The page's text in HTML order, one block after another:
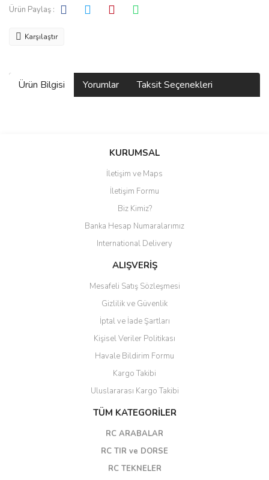
Ürün Paylaş :
Karşılaştır
Ürün Bilgisi Yorumlar Taksit Seçenekleri
Bu ürüne ilk yorumu siz yapın!
Yorum Yaz
KURUMSAL
İletişim ve Maps
İletişim Formu
Biz Kimiz?
Banka Hesap Numaralarımız
International Delivery
ALIŞVERİŞ
Mesafeli Satış Sözleşmesi
Gizlilik ve Güvenlik
İptal ve İade Şartları
Kişisel Veriler Politikası
Havale Bildirim Formu
Kargo Takibi
Uluslararası Kargo Takibi
TÜM KATEGORİLER
RC ARABALAR
RC TIR ve DORSE
RC TEKNELER